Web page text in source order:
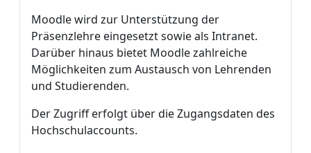
Moodle wird zur Unterstützung der
Präsenzlehre eingesetzt sowie als Intranet.
Darüber hinaus bietet Moodle zahlreiche
Möglichkeiten zum Austausch von Lehrenden
und Studierenden.
Der Zugriff erfolgt über die Zugangsdaten des
Hochschulaccounts.